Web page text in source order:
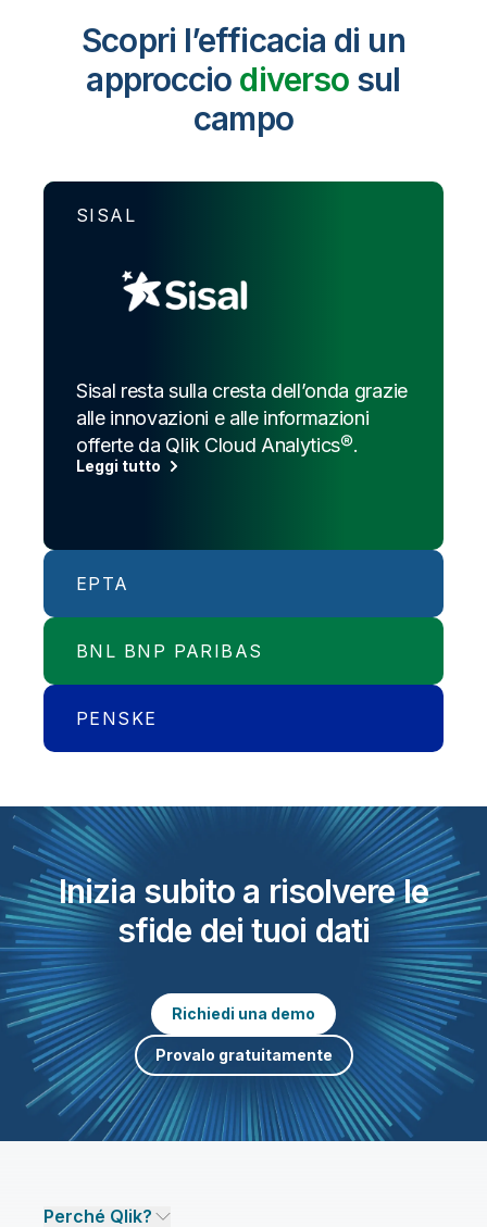
Scopri l’efficacia di un
approccio diverso sul
campo
SISAL
Sisal resta sulla cresta dell’onda grazie
alle innovazioni e alle informazioni
offerte da Qlik Cloud Analytics®.
Leggi tutto
EPTA
Epta garantisce la continuità operativa
e piena trasparenza con Qlik Gold
Client®.
BNL BNP PARIBAS
BNL BNP Paribas velocizza il data
service con Qlik.
PENSKE
di integrazione dei dati, analisi e
intelligenza artificiale.
Leggi tutto
Inizia subito a risolvere le
sfide dei tuoi dati
Richiedi una demo
Provalo gratuitamente
Perché Qlik?